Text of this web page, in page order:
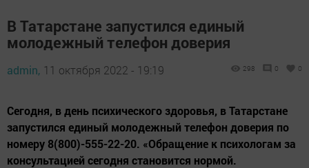
В Татарстане запустился единый
молодежный телефон доверия
admin, 11 октября 2022 - 19:19 298 0 0
Сегодня, в день психического здоровья, в Татарстане
запустился единый молодежный телефон доверия по
номеру 8(800)-555-22-20. «Обращение к психологам за
консультацией сегодня становится нормой.